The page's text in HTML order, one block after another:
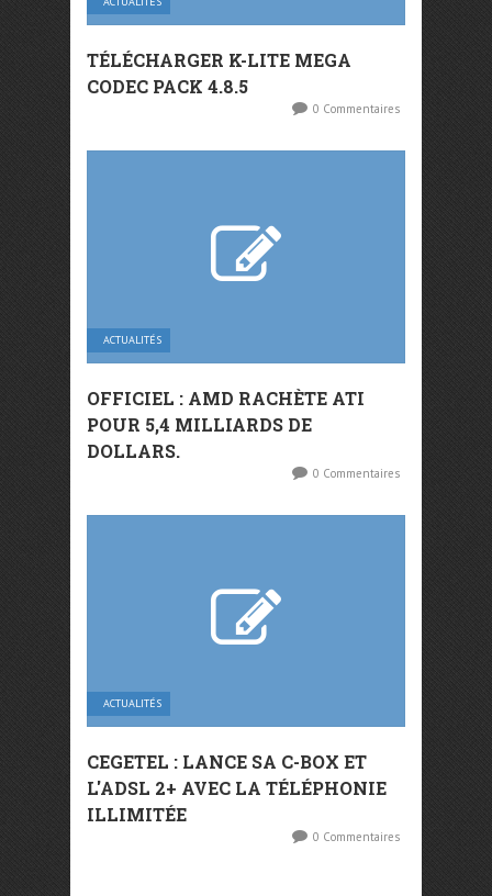
TÉLÉCHARGER K-LITE MEGA
CODEC PACK 4.8.5
0 Commentaires
ACTUALITÉS
OFFICIEL : AMD RACHÈTE ATI
POUR 5,4 MILLIARDS DE
DOLLARS.
0 Commentaires
ACTUALITÉS
CEGETEL : LANCE SA C-BOX ET
L'ADSL 2+ AVEC LA TÉLÉPHONIE
ILLIMITÉE
0 Commentaires